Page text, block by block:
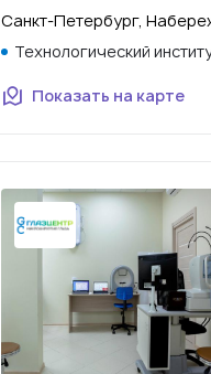
Санкт-Петербург,
Технологический
Показать на карте